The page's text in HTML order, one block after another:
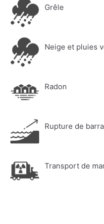
Grêle
Neige et pluies
Radon
Rupture de
Transport de